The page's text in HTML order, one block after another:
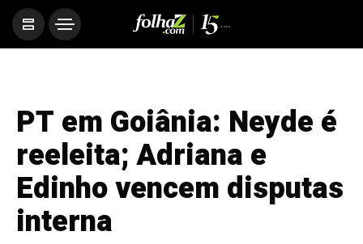
PT em Goiânia: Neyde é
reeleita; Adriana e
Edinho vencem disputas
interna